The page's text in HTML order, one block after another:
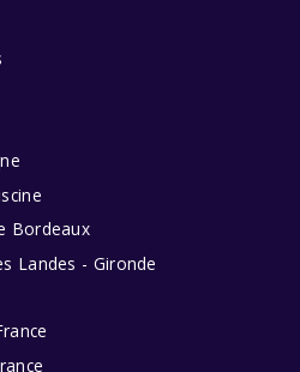
Bordeaux
Landes - Gironde